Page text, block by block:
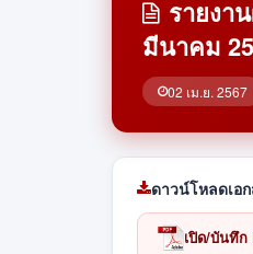
รายงา
มีนาคม
02 เม.ย. 2567
ดาวน์โหลดเอ
เปิด/บันทึก